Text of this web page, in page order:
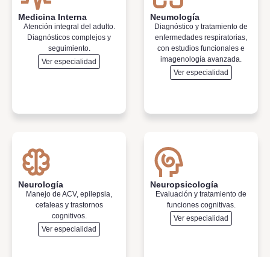
Medicina Interna
Atención integral del adulto.
Diagnósticos complejos y
seguimiento.
Ver especialidad
Neumología
Diagnóstico y tratamiento de
enfermedades respiratorias,
con estudios funcionales e
imagenología avanzada.
Ver especialidad
Neurología
Manejo de ACV, epilepsia,
cefaleas y trastornos
cognitivos.
Ver especialidad
Neuropsicología
Evaluación y tratamiento de
funciones cognitivas.
Ver especialidad